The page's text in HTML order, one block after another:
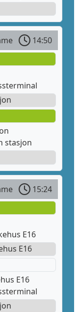
14:50
stasjon
15:24
E16
E16
E16